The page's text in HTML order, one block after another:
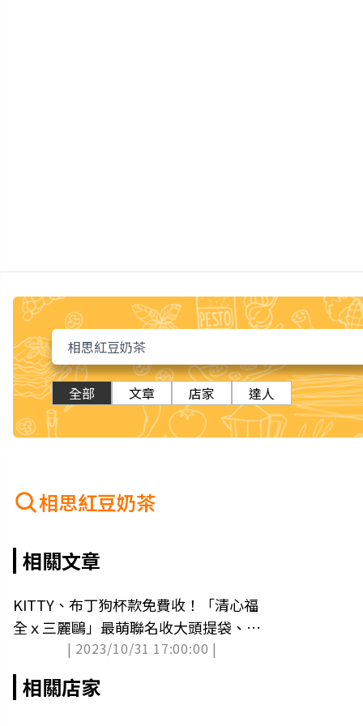
全部 文章 店家 達人
相思紅豆奶茶
相關文章
KITTY、布丁狗杯款免費收！「清心福
全ｘ三麗鷗」最萌聯名收大頭提袋、頸
| 2023/10/31 17:00:00 |
相關店家